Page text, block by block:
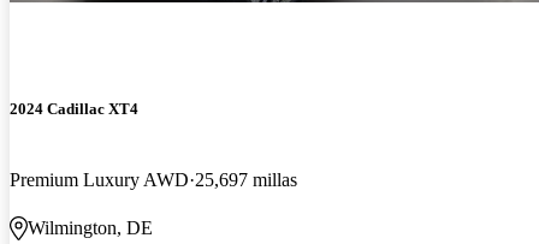
2024 Cadillac XT4
Premium Luxury AWD 25,697 millas
Wilmington, DE